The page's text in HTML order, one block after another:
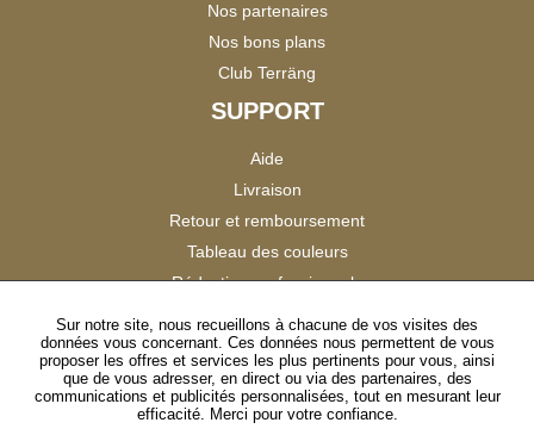
Nos partenaires
Nos bons plans
Club Terräng
SUPPORT
Aide
Livraison
Retour et remboursement
Tableau des couleurs
Réduction professionnels
Catalogues
Satisfaction Clients
SUIVEZ-NOUS
Sur notre site, nous recueillons à chacune de vos visites des
données vous concernant. Ces données nous permettent de vous
proposer les offres et services les plus pertinents pour vous, ainsi
que de vous adresser, en direct ou via des partenaires, des
communications et publicités personnalisées, tout en mesurant leur
efficacité. Merci pour votre confiance.